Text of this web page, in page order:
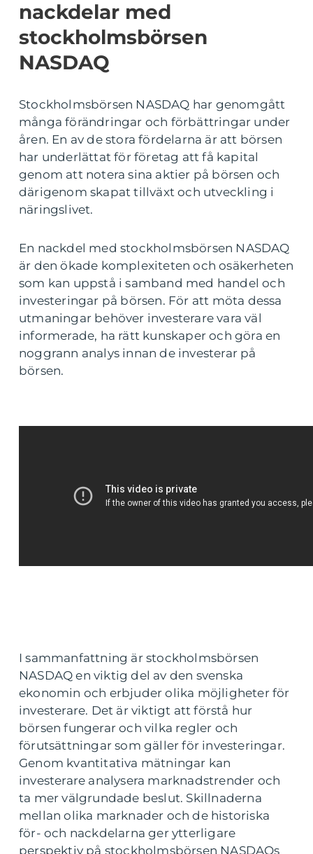
nackdelar med
stockholmsbörsen
NASDAQ
Stockholmsbörsen NASDAQ har genomgått
många förändringar och förbättringar under
åren. En av de stora fördelarna är att börsen
har underlättat för företag att få kapital
genom att notera sina aktier på börsen och
därigenom skapat tillväxt och utveckling i
näringslivet.
En nackdel med stockholmsbörsen NASDAQ
är den ökade komplexiteten och osäkerheten
som kan uppstå i samband med handel och
investeringar på börsen. För att möta dessa
utmaningar behöver investerare vara väl
informerade, ha rätt kunskaper och göra en
noggrann analys innan de investerar på
börsen.
I sammanfattning är stockholmsbörsen
NASDAQ en viktig del av den svenska
ekonomin och erbjuder olika möjligheter för
investerare. Det är viktigt att förstå hur
börsen fungerar och vilka regler och
förutsättningar som gäller för investeringar.
Genom kvantitativa mätningar kan
investerare analysera marknadstrender och
ta mer välgrundade beslut. Skillnaderna
mellan olika marknader och de historiska
för- och nackdelarna ger ytterligare
perspektiv på stockholmsbörsen NASDAQs